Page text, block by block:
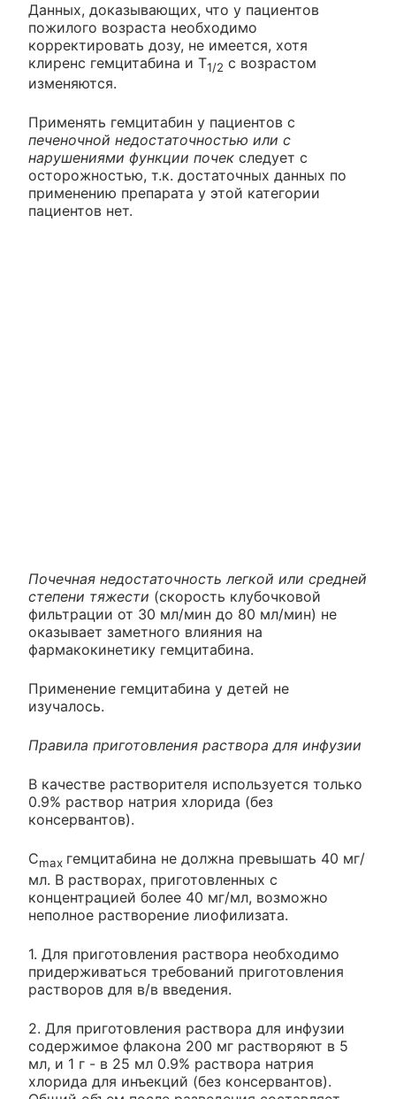
Данных, доказывающих, что у пациентов
пожилого возраста необходимо
корректировать дозу, не имеется, хотя
клиренс гемцитабина и T1/2 с возрастом
изменяются.
Применять гемцитабин у пациентов с
печеночной недостаточностью или с
нарушениями функции почек следует с
осторожностью, т.к. достаточных данных по
применению препарата у этой категории
пациентов нет.
Почечная недостаточность легкой или средней
степени тяжести (скорость клубочковой
фильтрации от 30 мл/мин до 80 мл/мин) не
оказывает заметного влияния на
фармакокинетику гемцитабина.
Применение гемцитабина у детей не
изучалось.
Правила приготовления раствора для инфузии
В качестве растворителя используется только
0.9% раствор натрия хлорида (без
консервантов).
Cmax гемцитабина не должна превышать 40 мг/
мл. В растворах, приготовленных с
концентрацией более 40 мг/мл, возможно
неполное растворение лиофилизата.
1. Для приготовления раствора необходимо
придерживаться требований приготовления
растворов для в/в введения.
2. Для приготовления раствора для инфузии
содержимое флакона 200 мг растворяют в 5
мл, и 1 г - в 25 мл 0.9% раствора натрия
хлорида для инъекций (без консервантов).